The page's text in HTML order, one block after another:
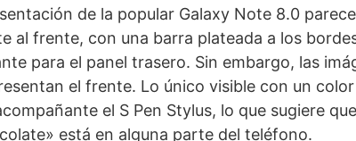
de la popular Galaxy Note 8.0
al frente, con una barra plateada a los
para el panel trasero. Sin embargo, las
el frente. Lo único visible con un
el S Pen Stylus, lo que sugiere
está en alguna parte del teléfono.